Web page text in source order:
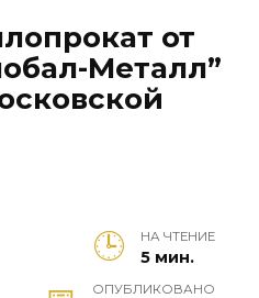
от
Металл”
НА ЧТЕНИЕ
5 мин.
ОПУБЛИКОВАНО